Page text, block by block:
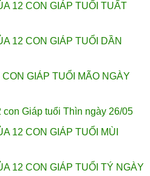
12 CON GIÁP TUỔI TUẤT
12 CON GIÁP TUỔI DẦN
GIÁP TUỔI MÃO NGÀY
Giáp tuổi Thìn ngày 26/05
12 CON GIÁP TUỔI MÙI
12 CON GIÁP TUỔI TÝ NGÀY